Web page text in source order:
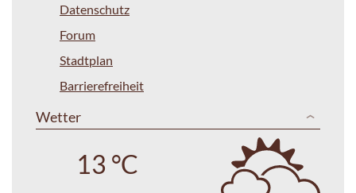
Datenschutz
Forum
Stadtplan
Barrierefreiheit
Wetter
13 °C